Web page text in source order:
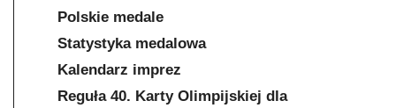
Polskie medale
Statystyka medalowa
Kalendarz imprez
Reguła 40. Karty Olimpijskiej dla